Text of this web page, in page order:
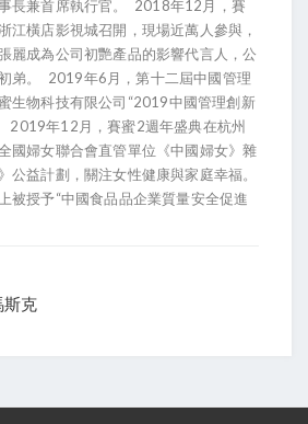
長兼首席執行官。 2018年12月，賽
江橫店影視城召開，現場近萬人參與，
麗成為公司初艷產品的影響代言人，公
弟。 2019年6月，第十二屆中國管理
生物科技有限公司“2019中國管理創新
2019年12月，賽蜜2週年盛典在杭州
國婦女聯合會直管單位《中國婦女》雜
公益計劃，關注女性健康與家庭幸福。
被授予“中國食品品企業質量安全促進
斯克